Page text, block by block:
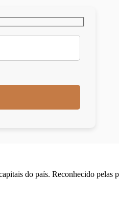
do país. Reconhecido pelas